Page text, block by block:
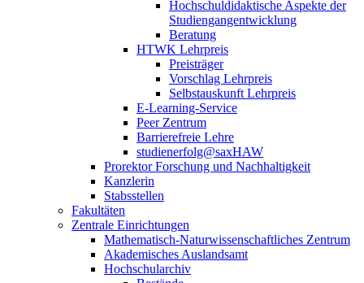
Hochschuldidaktische Aspekte der
Studiengangentwicklung
Beratung
HTWK Lehrpreis
Preisträger
Vorschlag Lehrpreis
Selbstauskunft Lehrpreis
E-Learning-Service
Peer Zentrum
Barrierefreie Lehre
studienerfolg@saxHAW
Prorektor Forschung und Nachhaltigkeit
Kanzlerin
Stabsstellen
Fakultäten
Zentrale Einrichtungen
Mathematisch-Naturwissenschaftliches Zentrum
Akademisches Auslandsamt
Hochschularchiv